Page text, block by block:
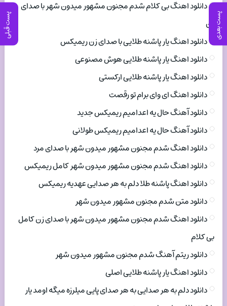
پست بعدی پست قبلی
دانلود اهنگ بی کلام شدم مجنون مشهور میدون شهر با صدای
زن
دانلود اهنگ یار پاشنه طلایی با صدای زن ریمیکس
دانلود اهنگ یار پاشنه طلایی هوش مصنوعی
دانلود اهنگ یار پاشنه طلایی ارکستی
دانلود اهنگ ای وای برام تو رقصت
دانلود آهنگ حال یه اعدامیم ریمیکس جدید
دانلود آهنگ حال یه اعدامیم ریمیکس طولانی
دانلود اهنگ شدم مجنون مشهور میدون شهر با صدای مرد
دانلود اهنگ شدم مجنون مشهور میدون شهر کامل ریمیکس
دانلود اهنگ پاشنه طلا دلم به هر صدایی عهدیه ریمیکس
دانلود متن شدم مجنون مشهور میدون شهر
دانلود اهنگ شدم مجنون مشهور میدون شهر با صدای زن کامل
بی کلام
دانلود ریتم آهنگ شدم مجنون مشهور میدون شهر
دانلود اهنگ یار پاشنه طلایی اصلی
دانلود دلم به هر صدایی به هر صدای پایی میلرزه میگه اومد یار